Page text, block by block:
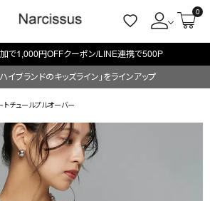
0
search
で1,000円OFFクーポン/LINE連携で500P
イブランドのキッズライン」をラインアップ
チュールプルオーバー